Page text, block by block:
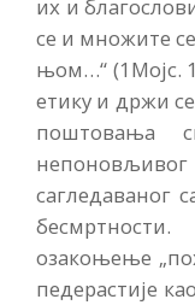
их и
се и множите
њом…“ (1Мојс.
етику и држи
поштовања
сагледаваног
озакоњење
педерастије